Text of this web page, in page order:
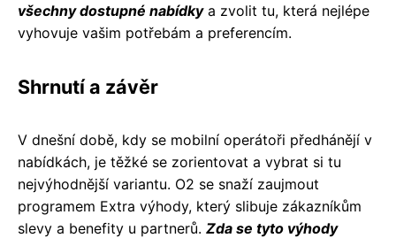
všechny dostupné nabídkya zvolit tu, která nejlépe
vyhovuje vašim potřebám a preferencím.
Shrnutí a závěr
V dnešní době, kdy se mobilní operátoři předhánějí v
nabídkách, je těžké se zorientovat a vybrat si tu
nejvýhodnější variantu. O2 se snaží zaujmout
programem Extra výhody, který slibuje zákazníkům
slevy a benefity u partnerů. Zda se tyto výhody